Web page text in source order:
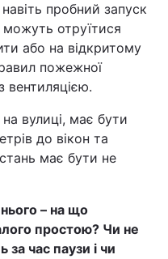
пробний запуск
отруїтися
або на відкритому
пожежної
вентиляцією.
вулиці, має бути
до вікон та
має бути не
– на що
простою? Чи не
за час паузи і чи